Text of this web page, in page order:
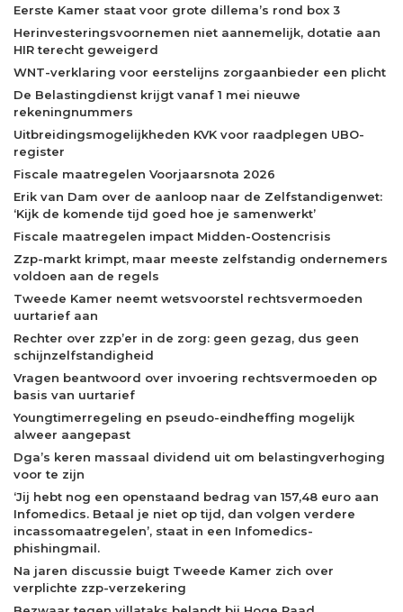
Eerste Kamer staat voor grote dillema’s rond box 3
Herinvesteringsvoornemen niet aannemelijk, dotatie aan
HIR terecht geweigerd
WNT-verklaring voor eerstelijns zorgaanbieder een plicht
De Belastingdienst krijgt vanaf 1 mei nieuwe
rekeningnummers
Uitbreidingsmogelijkheden KVK voor raadplegen UBO-
register
Fiscale maatregelen Voorjaarsnota 2026
Erik van Dam over de aanloop naar de Zelfstandigenwet:
‘Kijk de komende tijd goed hoe je samenwerkt’
Fiscale maatregelen impact Midden-Oostencrisis
Zzp-markt krimpt, maar meeste zelfstandig ondernemers
voldoen aan de regels
Tweede Kamer neemt wetsvoorstel rechtsvermoeden
uurtarief aan
Rechter over zzp’er in de zorg: geen gezag, dus geen
schijnzelfstandigheid
Vragen beantwoord over invoering rechtsvermoeden op
basis van uurtarief
Youngtimerregeling en pseudo-eindheffing mogelijk
alweer aangepast
Dga’s keren massaal dividend uit om belastingverhoging
voor te zijn
‘Jij hebt nog een openstaand bedrag van 157,48 euro aan
Infomedics. Betaal je niet op tijd, dan volgen verdere
incassomaatregelen’, staat in een Infomedics-
phishingmail.
Na jaren discussie buigt Tweede Kamer zich over
verplichte zzp-verzekering